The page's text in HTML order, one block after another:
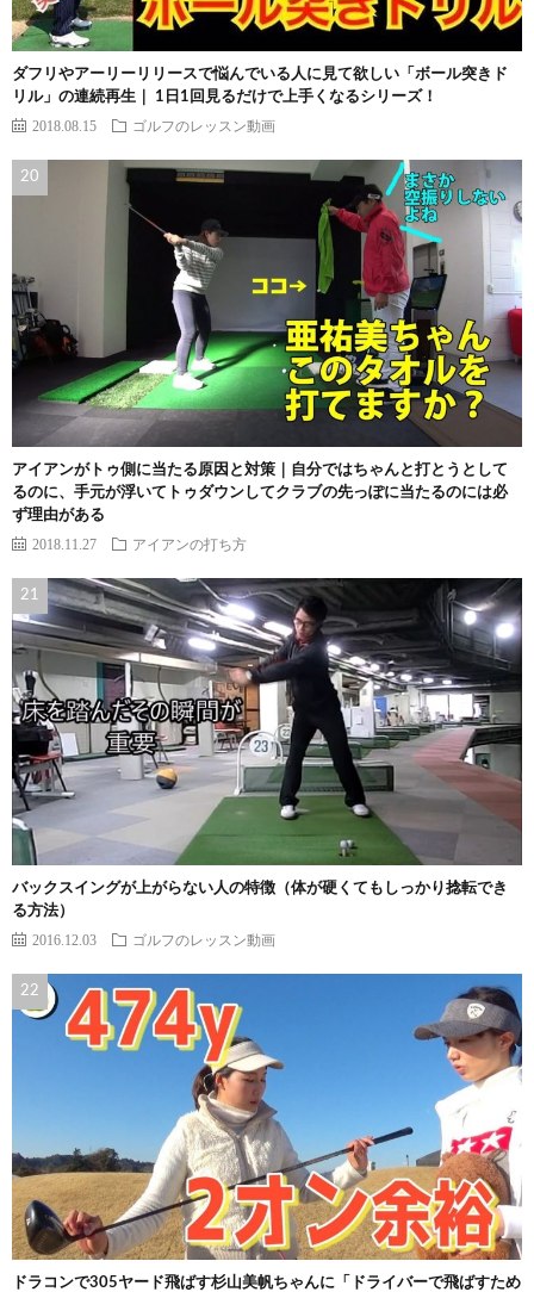
ダフリやアーリーリリースで悩んでいる人に見て欲しい「ボール突きド
リル」の連続再生｜ 1日1回見るだけで上手くなるシリーズ！
2018.08.15 ゴルフのレッスン動画
アイアンがトゥ側に当たる原因と対策｜自分ではちゃんと打とうとして
るのに、手元が浮いてトゥダウンしてクラブの先っぽに当たるのには必
ず理由がある
2018.11.27 アイアンの打ち方
バックスイングが上がらない人の特徴（体が硬くてもしっかり捻転でき
る方法）
2016.12.03 ゴルフのレッスン動画
ドラコンで305ヤード飛ばす杉山美帆ちゃんに「ドライバーで飛ばすため